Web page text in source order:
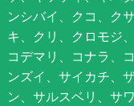
ンシバイ、クコ、ク
キ、クリ、クロモジ
コデマリ、コナラ、
ンズイ、サイカチ、
ン、サルスベリ、サ